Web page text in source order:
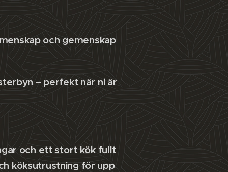
och gemenskap
– perfekt när ni är
och ett stort kök fullt
köksutrustning för upp